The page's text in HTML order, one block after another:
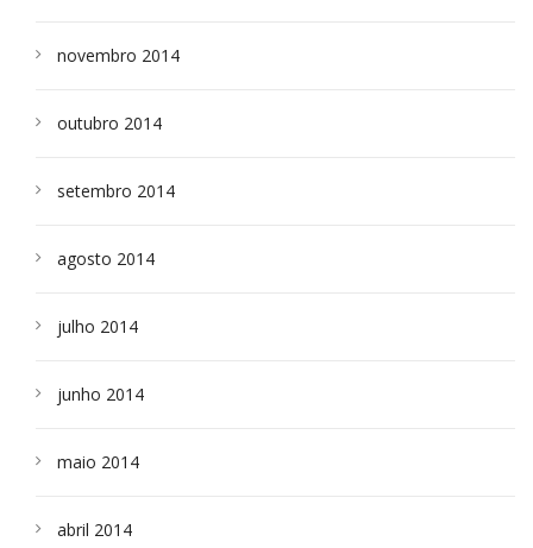
novembro 2014
outubro 2014
setembro 2014
agosto 2014
julho 2014
junho 2014
maio 2014
abril 2014